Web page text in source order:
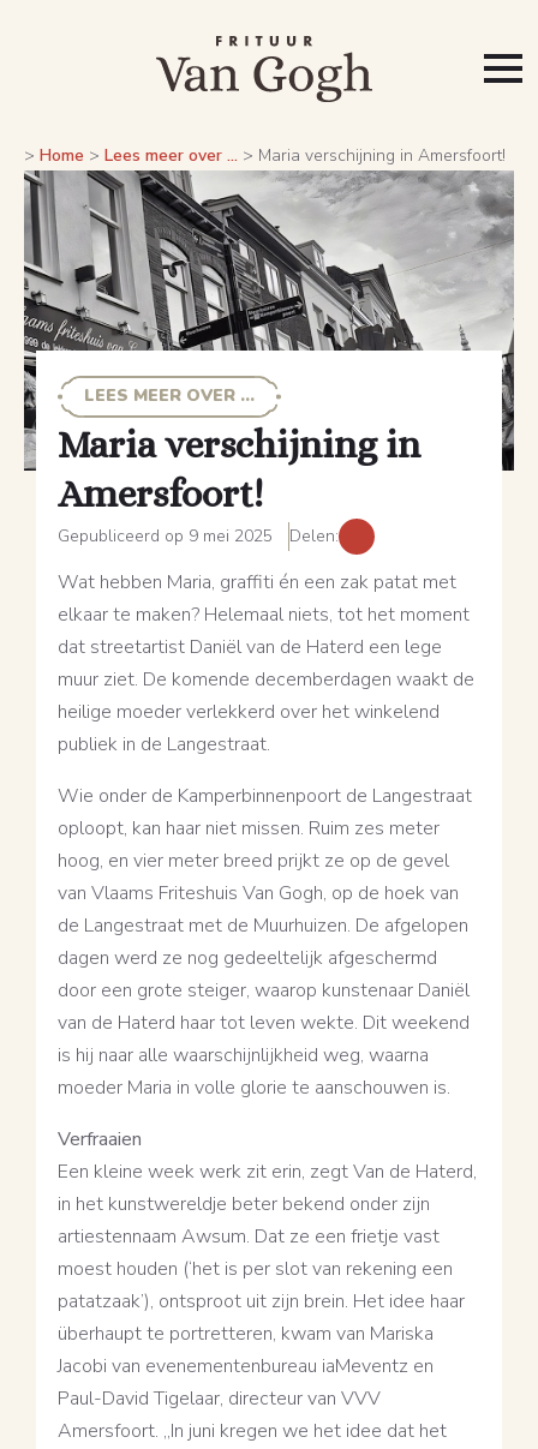
> Home > Lees meer over ... > Maria verschijning in Amersfoort!
LEES MEER OVER ...
Maria verschijning in
Amersfoort!
Gepubliceerd op 9 mei 2025 Delen:
Wat hebben Maria, graffiti én een zak patat met
elkaar te maken? Helemaal niets, tot het moment
dat streetartist Daniël van de Haterd een lege
muur ziet. De komende decemberdagen waakt de
heilige moeder verlekkerd over het winkelend
publiek in de Langestraat.
Wie onder de Kamperbinnenpoort de Langestraat
oploopt, kan haar niet missen. Ruim zes meter
hoog, en vier meter breed prijkt ze op de gevel
van Vlaams Friteshuis Van Gogh, op de hoek van
de Langestraat met de Muurhuizen. De afgelopen
dagen werd ze nog gedeeltelijk afgeschermd
door een grote steiger, waarop kunstenaar Daniël
van de Haterd haar tot leven wekte. Dit weekend
is hij naar alle waarschijnlijkheid weg, waarna
moeder Maria in volle glorie te aanschouwen is.
Verfraaien
Een kleine week werk zit erin, zegt Van de Haterd,
in het kunstwereldje beter bekend onder zijn
artiestennaam Awsum. Dat ze een frietje vast
moest houden (‘het is per slot van rekening een
patatzaak’), ontsproot uit zijn brein. Het idee haar
überhaupt te portretteren, kwam van Mariska
Jacobi van evenementenbureau iaMeventz en
Paul-David Tigelaar, directeur van VVV
Amersfoort. ,,In juni kregen we het idee dat het